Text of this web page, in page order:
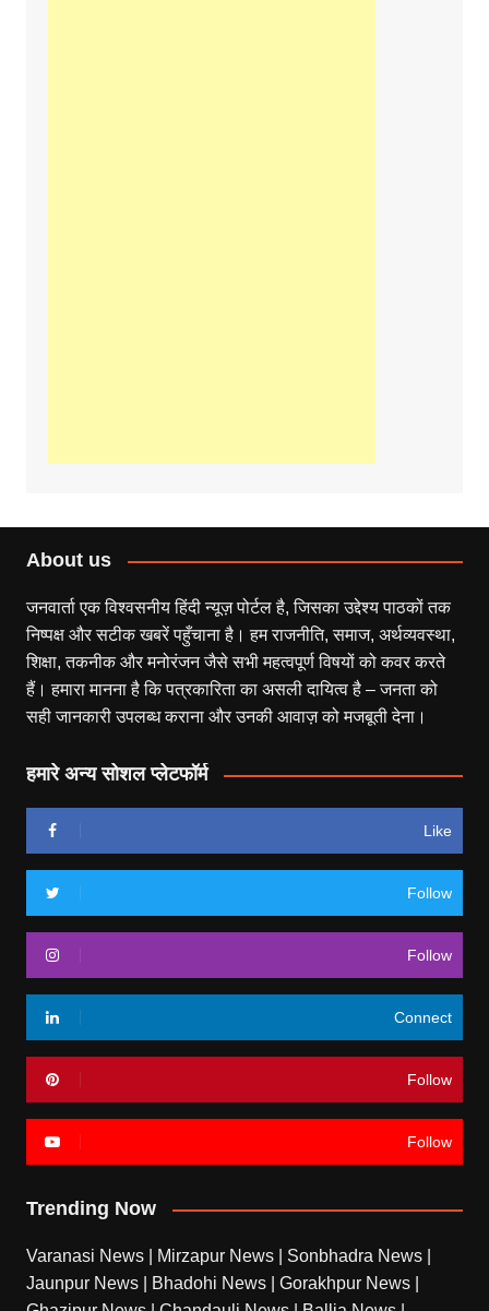
About us
जनवार्ता एक विश्वसनीय हिंदी न्यूज़ पोर्टल है, जिसका उद्देश्य पाठकों तक
निष्पक्ष और सटीक खबरें पहुँचाना है। हम राजनीति, समाज, अर्थव्यवस्था,
शिक्षा, तकनीक और मनोरंजन जैसे सभी महत्वपूर्ण विषयों को कवर करते
हैं। हमारा मानना है कि पत्रकारिता का असली दायित्व है – जनता को
सही जानकारी उपलब्ध कराना और उनकी आवाज़ को मजबूती देना।
हमारे अन्य सोशल प्लेटफॉर्म
Like
Follow
Follow
Connect
Follow
Follow
Trending Now
Varanasi News Mirzapur News Sonbhadra News
Jaunpur News
Bhadohi News Gorakhpur News